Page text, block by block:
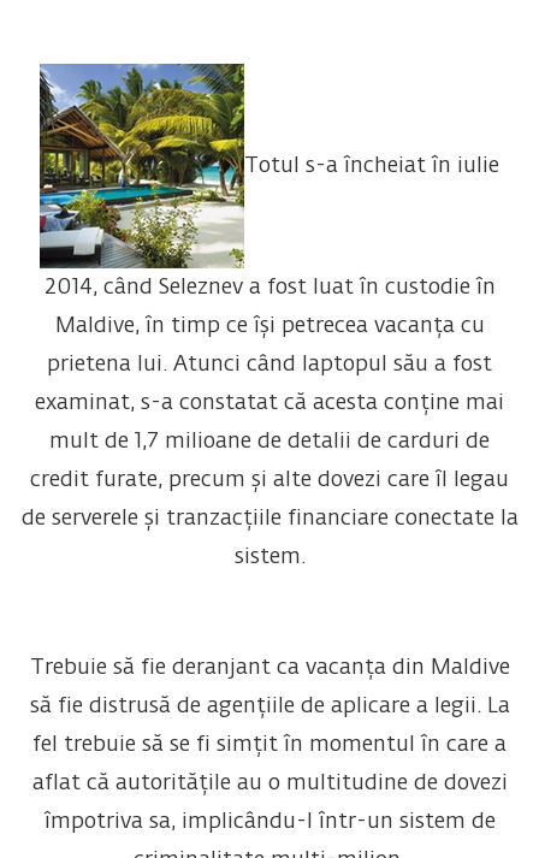
Totul s-a încheiat în iulie
2014, când Seleznev a fost luat în custodie în
Maldive, în timp ce își petrecea vacanța cu
prietena lui. Atunci când laptopul său a fost
examinat, s-a constatat că acesta conține mai
mult de 1,7 milioane de detalii de carduri de
credit furate, precum și alte dovezi care îl legau
de serverele și tranzacțiile financiare conectate la
sistem.
Trebuie să fie deranjant ca vacanța din Maldive
să fie distrusă de agențiile de aplicare a legii. La
fel trebuie să se fi simțit în momentul în care a
aflat că autoritățile au o multitudine de dovezi
împotriva sa, implicându-l într-un sistem de